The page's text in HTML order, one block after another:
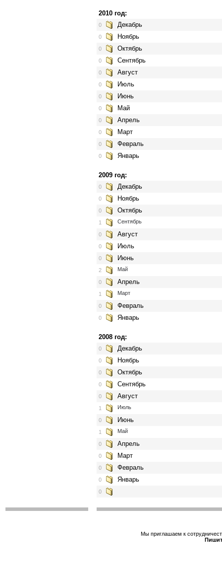
2010 год:
0 Декабрь
0 Ноябрь
0 Октябрь
0 Сентябрь
0 Август
0 Июль
0 Июнь
0 Май
0 Апрель
0 Март
0 Февраль
0 Январь
2009 год:
0 Декабрь
0 Ноябрь
0 Октябрь
1 Сентябрь
0 Август
0 Июль
0 Июнь
2 Май
0 Апрель
1 Март
0 Февраль
0 Январь
2008 год:
0 Декабрь
0 Ноябрь
0 Октябрь
0 Сентябрь
0 Август
1 Июль
0 Июнь
1 Май
0 Апрель
0 Март
0 Февраль
0 Январь
0
Мы приглашаем к